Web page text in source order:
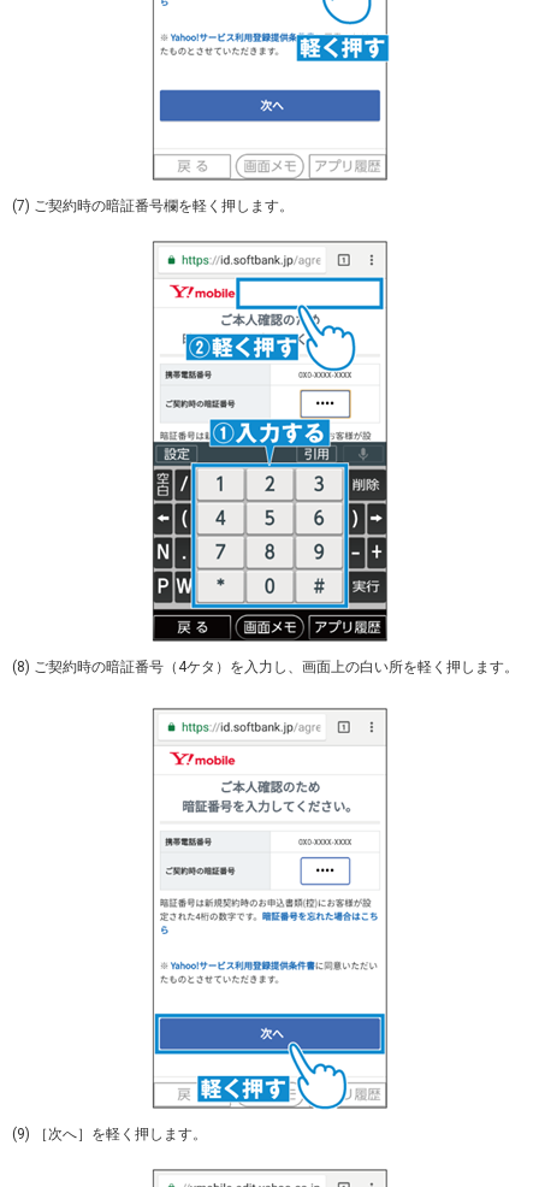
(7) ご契約時の暗証番号欄を軽く押します。
(8) ご契約時の暗証番号（4ケタ）を入力し、画面上の白い所を軽く押します。
(9) ［次へ］を軽く押します。